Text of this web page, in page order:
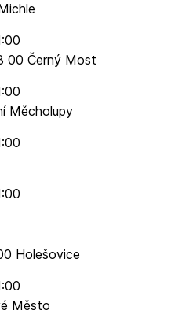
00 Černý Most
Měcholupy
Holešovice
Město